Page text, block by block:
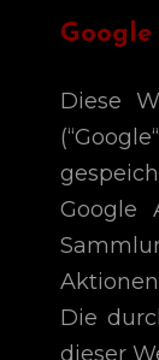
Google
Diese
Google
Die
dieser